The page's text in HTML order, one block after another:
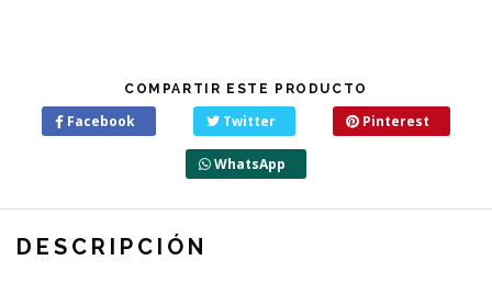
COMPARTIR ESTE PRODUCTO
Facebook Twitter Pinterest
WhatsApp
DESCRIPCIÓN